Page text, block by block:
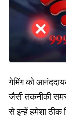
गेमिंग को
जैसी तकनीकी
से इन्हें हमेशा ठीक